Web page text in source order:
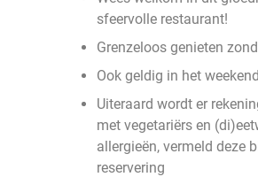
sfeervolle restaurant!
Grenzeloos genieten
Ook geldig in het
Uiteraard wordt er
met vegetariërs en
allergieën, vermeld deze
reservering